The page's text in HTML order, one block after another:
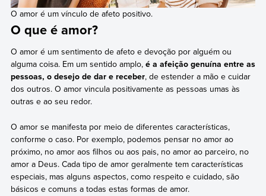
O amor é um vínculo de afeto positivo.
O que é amor?
O amor é um sentimento de afeto e devoção por alguém ou
alguma coisa. Em um sentido amplo, é a afeição genuína entre as
pessoas, o desejo de dar e receber, de estender a mão e cuidar
dos outros. O amor vincula positivamente as pessoas umas às
outras e ao seu redor.
O amor se manifesta por meio de diferentes características,
conforme o caso. Por exemplo, podemos pensar no amor ao
próximo, no amor aos filhos ou aos pais, no amor ao parceiro, no
amor a Deus. Cada tipo de amor geralmente tem características
especiais, mas alguns aspectos, como respeito e cuidado, são
básicos e comuns a todas estas formas de amor.